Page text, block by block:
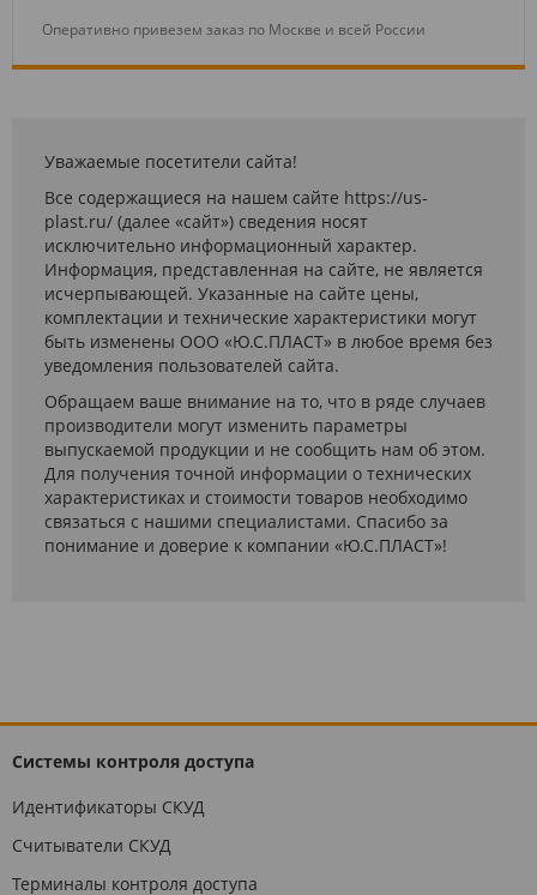
Оперативно привезем заказ по Москве и всей России
Уважаемые посетители сайта!
Все содержащиеся на нашем сайте https://us-
plast.ru/ (далее «сайт») сведения носят
исключительно информационный характер.
Информация, представленная на сайте, не является
исчерпывающей. Указанные на сайте цены,
комплектации и технические характеристики могут
быть изменены ООО «Ю.С.ПЛАСТ» в любое время без
уведомления пользователей сайта.
Обращаем ваше внимание на то, что в ряде случаев
производители могут изменить параметры
выпускаемой продукции и не сообщить нам об этом.
Для получения точной информации о технических
характеристиках и стоимости товаров необходимо
связаться с нашими специалистами. Спасибо за
понимание и доверие к компании «Ю.С.ПЛАСТ»!
Системы контроля доступа
Идентификаторы СКУД
Считыватели СКУД
Терминалы контроля доступа